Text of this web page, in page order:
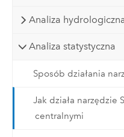
Analiza
Analiza statystyczna
Sposób działania
Jak działa narzędzie
centralnymi